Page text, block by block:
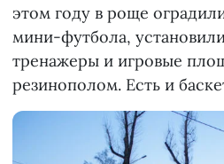
этом году в роще
мини-футбола,
тренажеры и игровые
резинополом. Есть и